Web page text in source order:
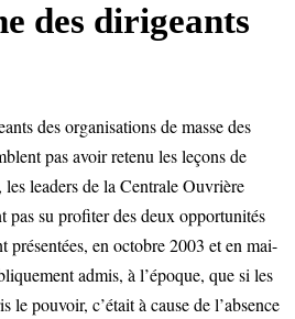
des dirigeants
des organisations de masse des
pas avoir retenu les leçons de
leaders de la Centrale Ouvrière
su profiter des deux opportunités
présentées, en octobre 2003 et en mai-
admis, à l’époque, que si les
le pouvoir, c’était à cause de l’absence